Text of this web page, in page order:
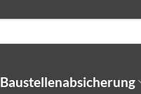
Baustellenabsicherung